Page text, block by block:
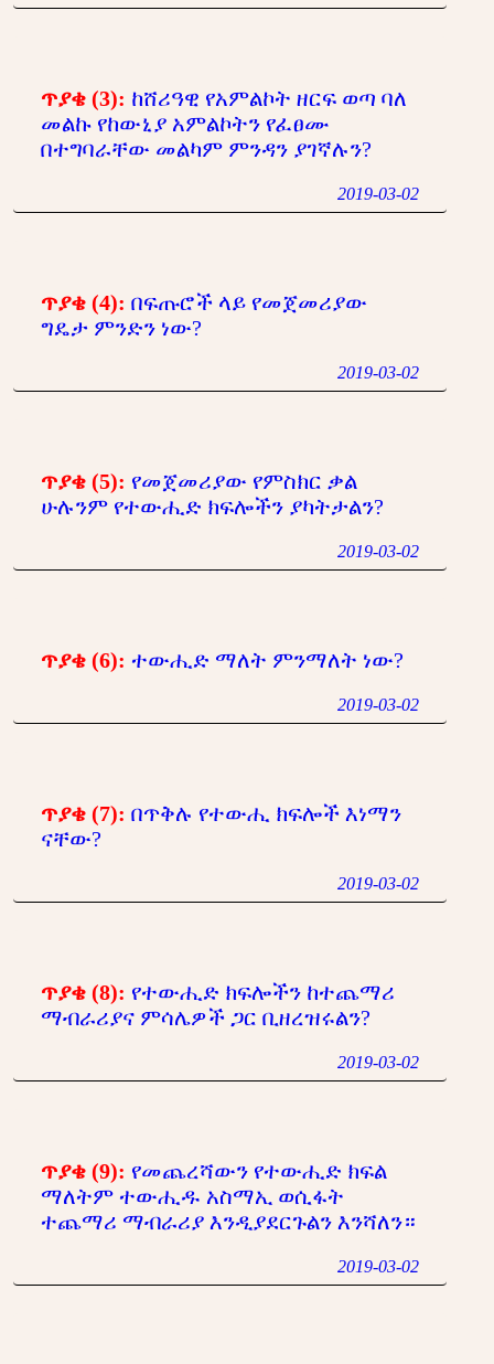
ጥያቄ (3): ከሸሪዓዊ የአምልኮት ዘርፍ ወጣ ባለ
መልኩ የከውኒያ አምልኮትን የፈፀሙ
በተግባራቸው መልካም ምንዳን ያገኛሉን?
2019-03-02
ጥያቄ (4): በፍጡሮች ላይ የመጀመሪያው
ግዴታ ምንድን ነው?
2019-03-02
ጥያቄ (5): የመጀመሪያው የምስክር ቃል
ሁሉንም የተውሒድ ክፍሎችን ያካትታልን?
2019-03-02
ጥያቄ (6): ተውሒድ ማለት ምንማለት ነው?
2019-03-02
ጥያቄ (7): በጥቅሉ የተውሒ ክፍሎች እነማን
ናቸው?
2019-03-02
ጥያቄ (8): የተውሒድ ክፍሎችን ከተጨማሪ
ማብራሪያና ምሳሌዎች ጋር ቢዘረዝሩልን?
2019-03-02
ጥያቄ (9): የመጨረሻውን የተውሒድ ክፍል
ማለትም ተውሒዱ አስማኢ ወሲፋት
ተጨማሪ ማብራሪያ እንዲያደርጉልን እንሻለን።
2019-03-02